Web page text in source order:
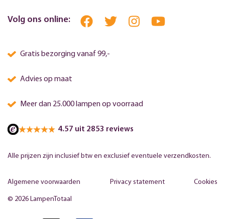
Volg ons online:
Gratis bezorging vanaf 99,-
Advies op maat
Meer dan 25.000 lampen op voorraad
4.57 uit 2853 reviews
Alle prijzen zijn inclusief btw en exclusief eventuele verzendkosten.
© 2026 LampenTotaal
Algemene voorwaarden Privacy statement Cookies